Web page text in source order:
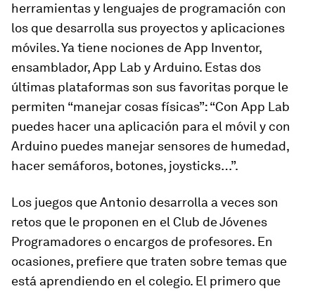
herramientas y lenguajes de programación con
los que desarrolla sus proyectos y aplicaciones
móviles. Ya tiene nociones de App Inventor,
ensamblador, App Lab y Arduino. Estas dos
últimas plataformas son sus favoritas porque le
permiten “manejar cosas físicas”: “Con App Lab
puedes hacer una aplicación para el móvil y con
Arduino puedes manejar sensores de humedad,
hacer semáforos, botones, joysticks…”.
Los juegos que Antonio desarrolla a veces son
retos que le proponen en el Club de Jóvenes
Programadores o encargos de profesores. En
ocasiones, prefiere que traten sobre temas que
está aprendiendo en el colegio. El primero que